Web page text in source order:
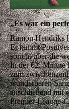
„Es war ein
Ramon Hendriks
Er nimmt
spricht über die
In der 62. Minute
zum
wunderbaren
anschließend mit
Premier-League-